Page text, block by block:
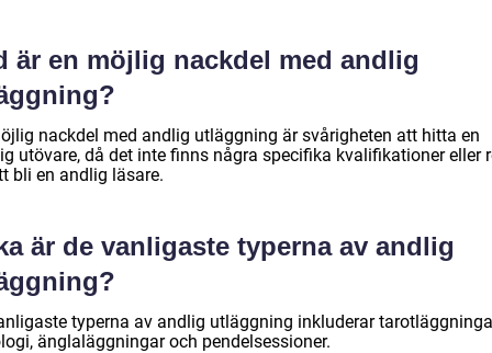
är en möjlig nackdel med andlig
nackdel med andlig utläggning är svårigheten att hitta en
utövare, då det inte finns några specifika kvalifikationer eller
bli en andlig läsare.
är de vanligaste typerna av andlig
typerna av andlig utläggning inkluderar
änglaläggningar och pendelsessioner.